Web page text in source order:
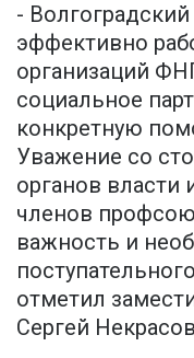
-
эффективно
организаций
социальное
конкретную
Уважение со
органов власти
членов
важность и
отметил
Сергей